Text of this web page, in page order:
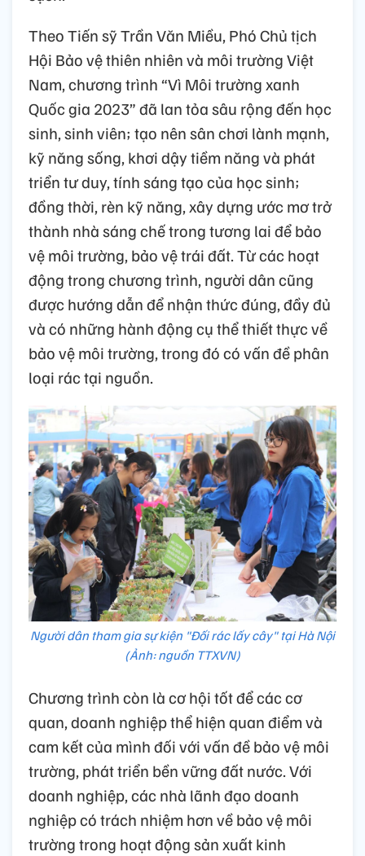
Theo Tiến sỹ Trần Văn Miều, Phó Chủ tịch
Hội Bảo vệ thiên nhiên và môi trường Việt
Nam, chương trình “Vì Môi trường xanh
Quốc gia 2023” đã lan tỏa sâu rộng đến học
sinh, sinh viên; tạo nên sân chơi lành mạnh,
kỹ năng sống, khơi dậy tiềm năng và phát
triển tư duy, tính sáng tạo của học sinh;
đồng thời, rèn kỹ năng, xây dựng ước mơ trở
thành nhà sáng chế trong tương lai để bảo
vệ môi trường, bảo vệ trái đất. Từ các hoạt
động trong chương trình, người dân cũng
được hướng dẫn để nhận thức đúng, đầy đủ
và có những hành động cụ thể thiết thực về
bảo vệ môi trường, trong đó có vấn đề phân
loại rác tại nguồn.
Người dân tham gia sự kiện "Đối rác lấy cây" tại Hà Nội
(Ảnh: nguồn TTXVN)
Chương trình còn là cơ hội tốt để các cơ
quan, doanh nghiệp thể hiện quan điểm và
cam kết của mình đối với vấn đề bảo vệ môi
trường, phát triển bền vững đất nước. Với
doanh nghiệp, các nhà lãnh đạo doanh
nghiệp có trách nhiệm hơn về bảo vệ môi
trường trong hoạt động sản xuất kinh